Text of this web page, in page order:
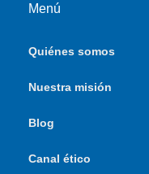
Menú
Quiénes somos
Nuestra misión
Blog
Canal ético